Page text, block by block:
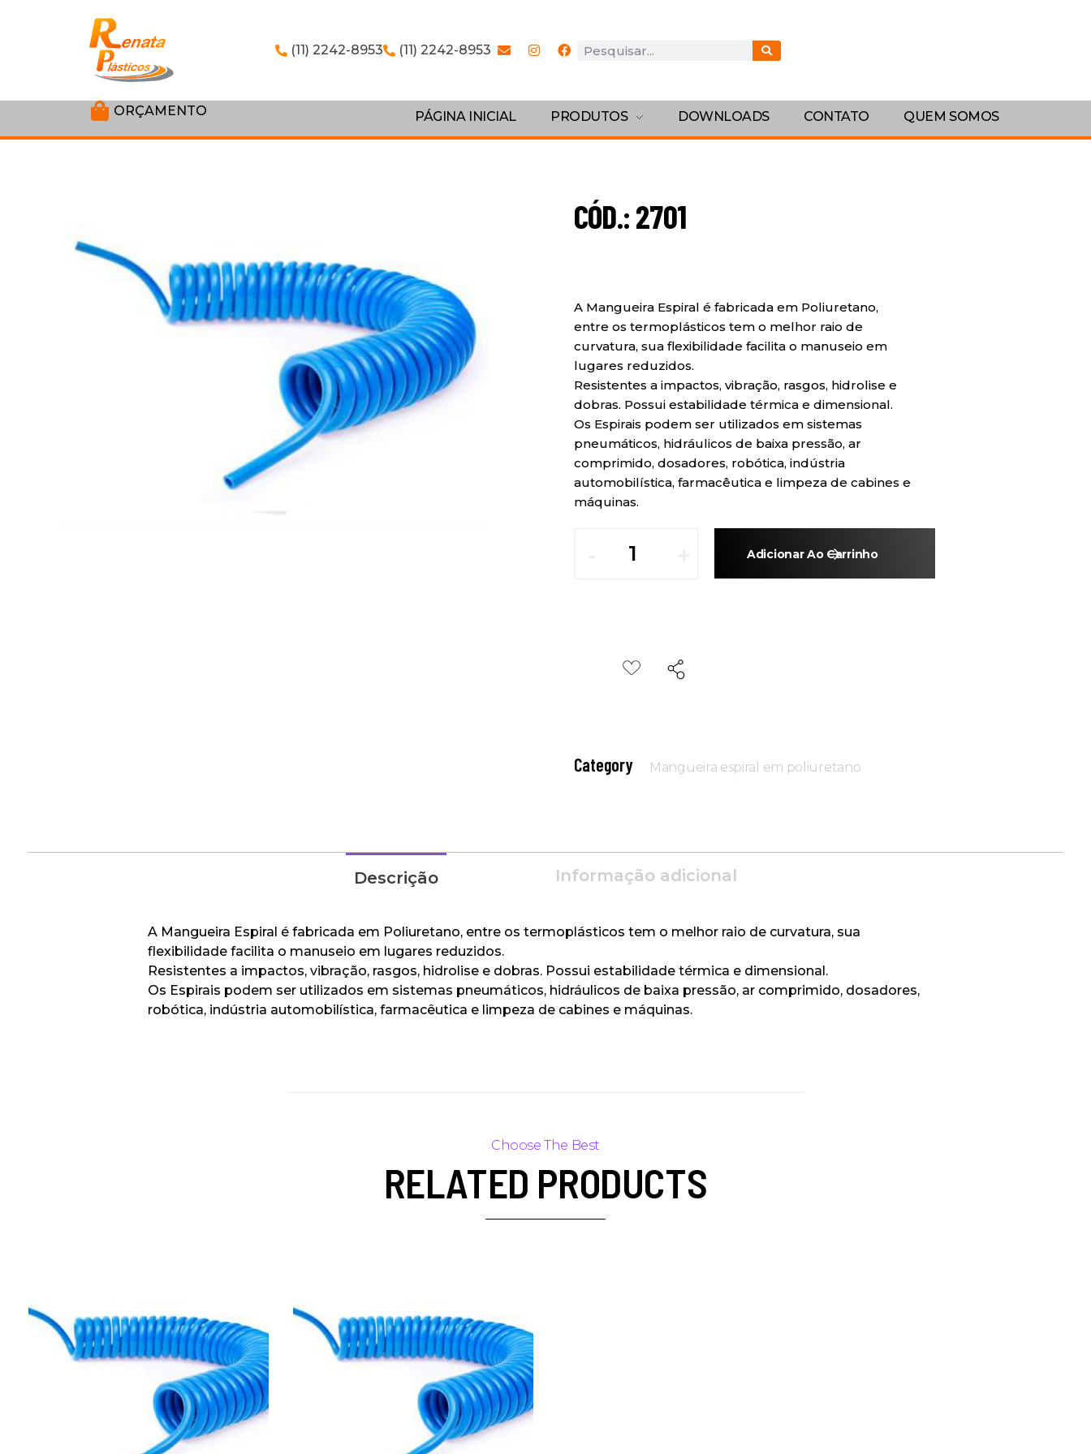
(11) 2242-8953 (11) 2242-8953
ORÇAMENTO PÁGINA INICIAL PRODUTOS DOWNLOADS CONTATO QUEM SOMOS
CÓD.: 2701
A Mangueira Espiral é fabricada em Poliuretano,
entre os termoplásticos tem o melhor raio de
curvatura, sua flexibilidade facilita o manuseio em
lugares reduzidos.
Resistentes a impactos, vibração, rasgos, hidrolise e
dobras. Possui estabilidade térmica e dimensional.
Os Espirais podem ser utilizados em sistemas
pneumáticos, hidráulicos de baixa pressão, ar
comprimido, dosadores, robótica, indústria
automobilística, farmacêutica e limpeza de cabines e
máquinas.
Adicionar Ao Carrinho
Category Mangueira espiral em poliuretano
Descrição Informação adicional
A Mangueira Espiral é fabricada em Poliuretano, entre os termoplásticos tem o melhor raio de curvatura, sua
flexibilidade facilita o manuseio em lugares reduzidos.
Resistentes a impactos, vibração, rasgos, hidrolise e dobras. Possui estabilidade térmica e dimensional.
Os Espirais podem ser utilizados em sistemas pneumáticos, hidráulicos de baixa pressão, ar comprimido, dosadores,
robótica, indústria automobilística, farmacêutica e limpeza de cabines e máquinas.
RELATED PRODUCTS